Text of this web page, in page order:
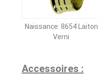
Naissance: 8654 Laiton
Verni
Accessoires :